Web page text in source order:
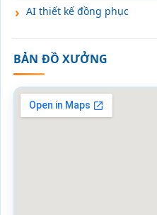
AI thiết kế đồng phục
BẢN ĐỒ XƯỞNG